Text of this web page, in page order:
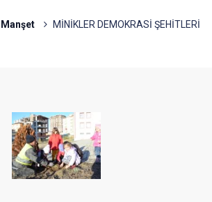
Manşet
MİNİKLER DEMOKRASİ ŞEHİTLERİ